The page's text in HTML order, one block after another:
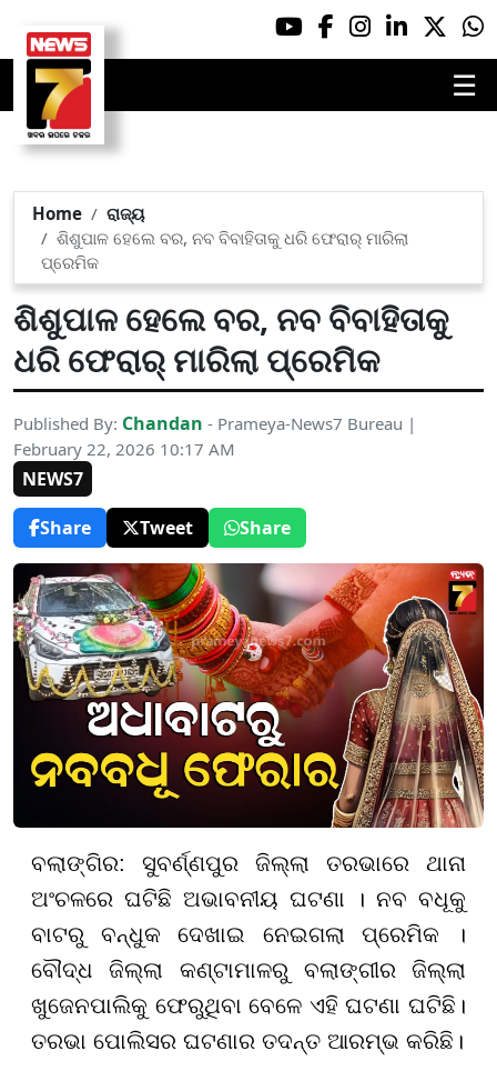
☰
Home
ରାଜ୍ୟ
ଶିଶୁପାଳ ହେଲେ ବର, ନବ ବିବାହିତାକୁ ଧରି ଫେରାର୍ ମାରିଲା
ପ୍ରେମିକ
ଶିଶୁପାଳ ହେଲେ ବର, ନବ ବିବାହିତାକୁ
ଧରି ଫେରାର୍ ମାରିଲା ପ୍ରେମିକ
Published By: Chandan - Prameya-News7 Bureau |
February 22, 2026 10:17 AM
NEWS7
Share
Tweet Share
ବଲାଙ୍ଗିର: ସୁବର୍ଣ୍ଣପୁର ଜିଲ୍ଲା ତରଭାରେ ଥାନା
ଅଂଚଳରେ ଘଟିଛି ଅଭାବନୀୟ ଘଟଣା । ନବ ବଧୂକୁ
ବାଟରୁ ବନ୍ଧୁକ ଦେଖାଇ ନେଇଗଲା ପ୍ରେମିକ ।
ବୌଦ୍ଧ ଜିଲ୍ଲା କଣ୍ଟାମାଳରୁ ବଲାଙ୍ଗୀର ଜିଲ୍ଲା
ଖୁଜେନପାଲିକୁ ଫେରୁଥିବା ବେଳେ ଏହି ଘଟଣା ଘଟିଛି।
ତରଭା ପୋଲିସର ଘଟଣାର ତଦନ୍ତ ଆରମ୍ଭ କରିଛି।